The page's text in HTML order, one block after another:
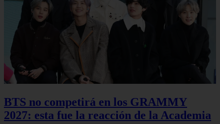
BTS no competirá en los GRAMMY
2027: esta fue la reacción de la Academia